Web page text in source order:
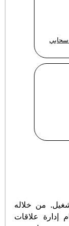
سحابي
من خلاله
إدارة علاقات